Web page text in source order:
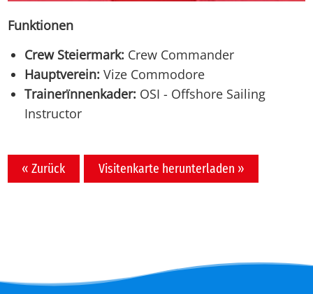
Funktionen
Crew Steiermark: Crew Commander
Hauptverein: Vize Commodore
Trainerïnnenkader: OSI - Offshore Sailing
Instructor
« Zurück Visitenkarte herunterladen »